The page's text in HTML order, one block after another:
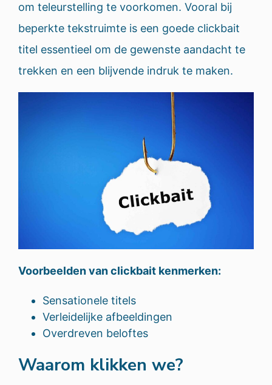
om teleurstelling te voorkomen. Vooral bij
beperkte tekstruimte is een goede clickbait
titel essentieel om de gewenste aandacht te
trekken en een blijvende indruk te maken.
Voorbeelden van clickbait kenmerken:
Sensationele titels
Verleidelijke afbeeldingen
Overdreven beloftes
Waarom klikken we?